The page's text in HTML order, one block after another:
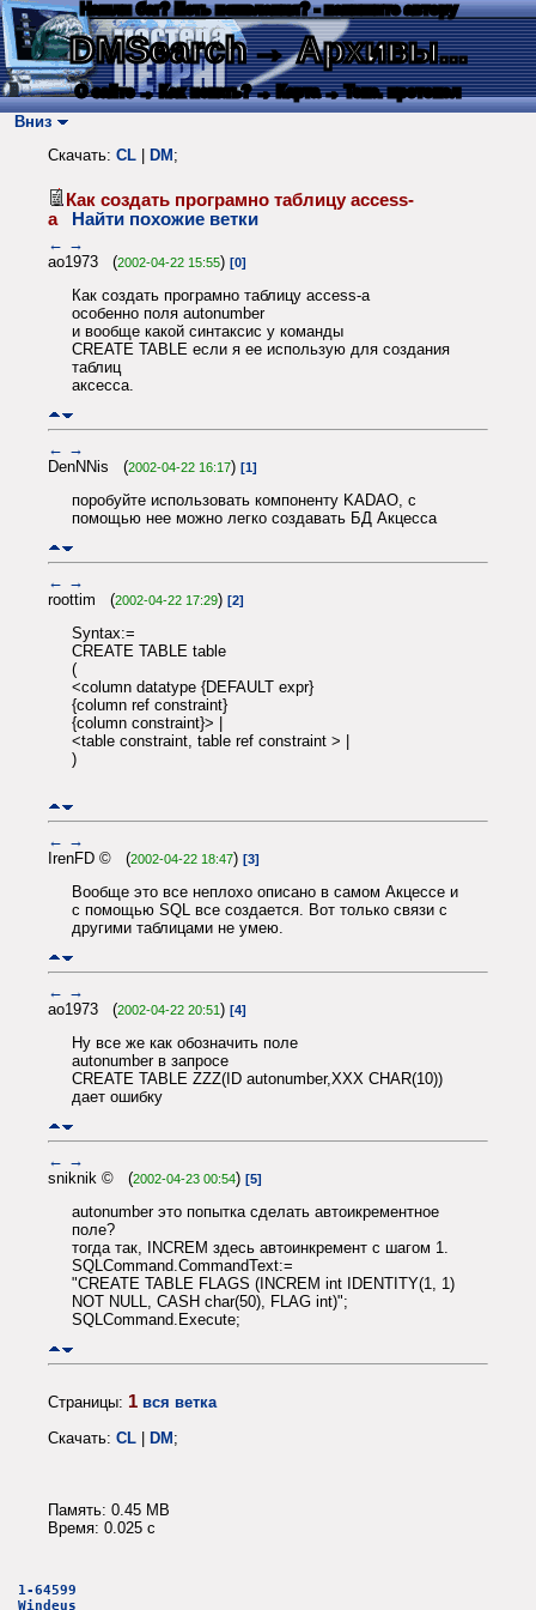
Нашли баг? Есть пожелания? - напишите автору
DMSearch→ Архивы...
О сайте → Как искать? → Карта → Текс. протокол
Вниз
Скачать: CL DM ;
Как создать програмно таблицу access-
a
Найти похожие ветки
← →
ao1973 (2002-04-22 15:55) [0]
Как создать програмно таблицу access-a
особенно поля autonumber
и вообще какой синтаксис у команды
CREATE TABLE если я ее использую для создания
таблиц
аксесса.
← →
DenNNis (2002-04-22 16:17) [1]
поробуйте использовать компоненту KADAO, с
помощью нее можно легко создавать БД Акцесса
← →
roottim (2002-04-22 17:29) [2]
Syntax:=
CREATE TABLE table
(
<column datatype {DEFAULT expr}
{column ref constraint}
{column constraint}> |
<table constraint, table ref constraint > |
)
← →
IrenFD © (2002-04-22 18:47) [3]
Вообще это все неплохо описано в самом Акцессе и
с помощью SQL все создается. Вот только связи с
другими таблицами не умею.
← →
ao1973 (2002-04-22 20:51) [4]
Ну все же как обозначить поле
autonumber в запросе
CREATE TABLE ZZZ(ID autonumber,XXX CHAR(10))
дает ошибку
← →
sniknik © (2002-04-23 00:54) [5]
autonumber это попытка сделать автоикрементное
поле?
тогда так, INCREM здесь автоинкремент с шагом 1.
SQLCommand.CommandText:=
"CREATE TABLE FLAGS (INCREM int IDENTITY(1, 1)
NOT NULL, CASH char(50), FLAG int)";
SQLCommand.Execute;
Страницы: 1 вся ветка
Скачать: CL | DM;
Память: 0.45 MB
Время: 0.025 c
1-64599
Windeus